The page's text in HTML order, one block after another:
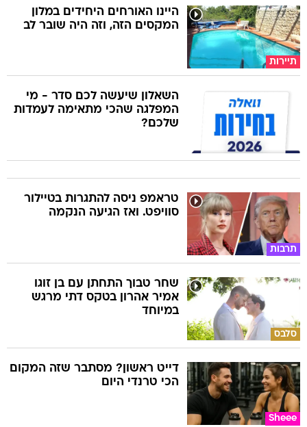
תיירות
היינו האורחים היחידים במלון
המקסים הזה, וזה היה שובר לב
השאלון שיעשה לכם סדר - מי
המפלגה שהכי מתאימה לעמדות
שלכם?
תרבות
טראמפ ניסה להתגרות בטיילור
סוויפט. ואז הגיעה הנקמה
סלבס
שחר טבוך התחתן עם בן זוגו
אמיר אהרון בטקס דתי מרגש
במיוחד
Sheee
דייט ראשון? מסתבר שזה המקום
הכי טרנדי היום